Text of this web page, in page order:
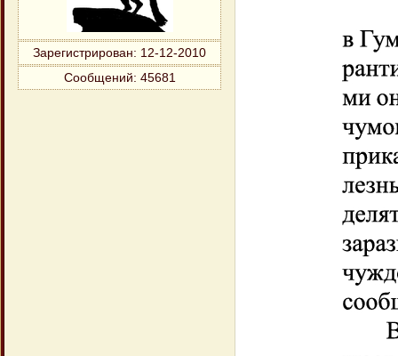
Зарегистрирован: 12-12-2010
Сообщений: 45681